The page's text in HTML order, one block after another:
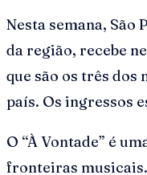
Nesta semana,
da região, recebe
que são os três
país. Os ingressos
O “À Vontade” é
fronteiras